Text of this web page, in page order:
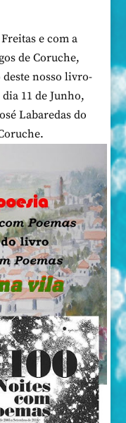
e com a
de Coruche,
deste nosso livro-
11 de Junho,
Labaredas do